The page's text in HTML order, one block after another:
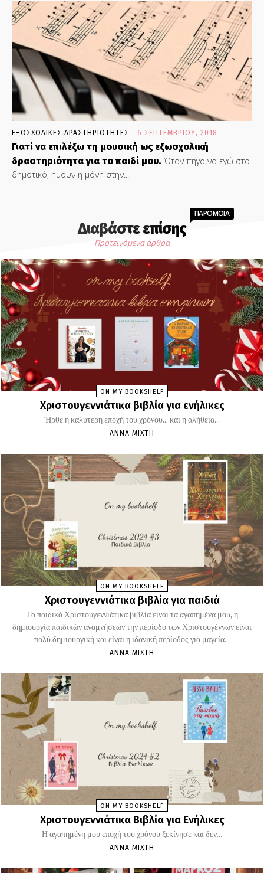
ΕΞΩΣΧΟΛΙΚΕΣ ΔΡΑΣΤΗΡΙΟΤΗΤΕΣ 6 ΣΕΠΤΕΜΒΡΊΟΥ, 2018
Γιατί να επιλέξω τη μουσική ως εξωσχολική
δραστηριότητα για το παιδί μου. Όταν πήγαινα εγώ στο
δημοτικό, ήμουν η μόνη στην...
Διαβάστε επίσης
ΠΑΡΟΜΟΙΑ
Προτεινόμενα άρθρα
ON MY BOOKSHELF
Χριστουγεννιάτικα βιβλία για ενήλικες
Ήρθε η καλύτερη εποχή του χρόνου... και η αλήθεια...
ΆΝΝΑ ΜΊΧΤΗ
ON MY BOOKSHELF
Χριστουγεννιάτικα βιβλία για παιδιά
Τα παιδικά Χριστουγεννιάτικα βιβλία είναι τα αγαπημένα μου, η
δημιουργία παιδικών αναμνήσεων την περίοδο των Χριστουγέννων είναι
πολύ δημιουργική και είναι η ιδανική περίοδος για μαγεία...
ΆΝΝΑ ΜΊΧΤΗ
ON MY BOOKSHELF
Χριστουγεννιάτικα Βιβλία για Ενήλικες
Η αγαπημένη μου εποχή του χρόνου ξεκίνησε και δεν...
ΆΝΝΑ ΜΊΧΤΗ